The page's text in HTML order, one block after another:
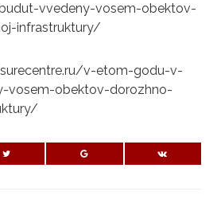
vvedeny-vosem-obektov-
infrastruktury/
v-etom-godu-v-
vosem-obektov-dorozhno-